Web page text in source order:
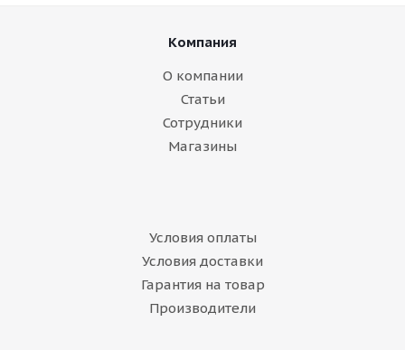
Компания
О компании
Статьи
Сотрудники
Магазины
Условия оплаты
Условия доставки
Гарантия на товар
Производители